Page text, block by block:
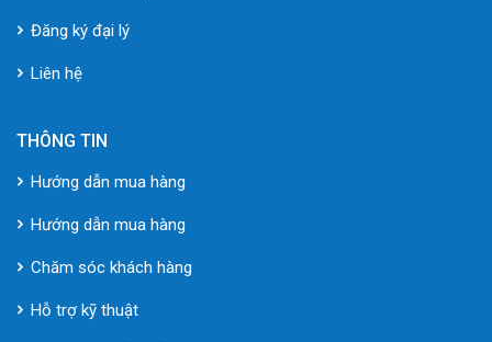
Đăng ký đại lý
Liên hệ
THÔNG TIN
Hướng dẫn mua hàng
Hướng dẫn mua hàng
Chăm sóc khách hàng
Hỗ trợ kỹ thuật